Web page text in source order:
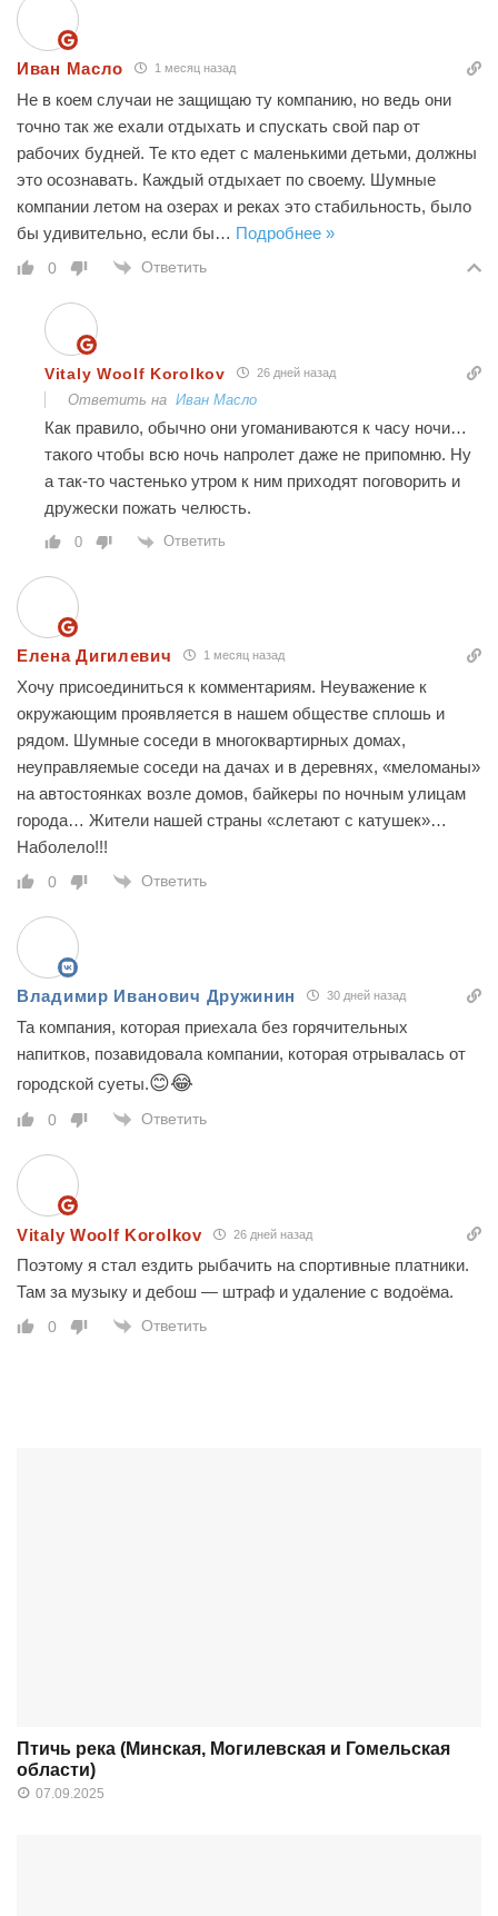
Иван Масло 1 месяц назад
Не в коем случаи не защищаю ту компанию, но ведь они
точно так же ехали отдыхать и спускать свой пар от
рабочих будней. Те кто едет с маленькими детьми, должны
это осознавать. Каждый отдыхает по своему. Шумные
компании летом на озерах и реках это стабильность, было
бы удивительно, если бы… Подробнее »
0 Ответить
Vitaly Woolf Korolkov 26 дней назад
Ответить на Иван Масло
Как правило, обычно они угоманиваются к часу ночи…
такого чтобы всю ночь напролет даже не припомню. Ну
а так-то частенько утром к ним приходят поговорить и
дружески пожать челюсть.
0 Ответить
Елена Дигилевич 1 месяц назад
Хочу присоединиться к комментариям. Неуважение к
окружающим проявляется в нашем обществе сплошь и
рядом. Шумные соседи в многоквартирных домах,
неуправляемые соседи на дачах и в деревнях, «меломаны»
на автостоянках возле домов, байкеры по ночным улицам
города… Жители нашей страны «слетают с катушек»…
Наболело!!!
0 Ответить
Владимир Иванович Дружинин 30 дней назад
Та компания, которая приехала без горячительных
напитков, позавидовала компании, которая отрывалась от
городской суеты.😊😂
0 Ответить
Vitaly Woolf Korolkov 26 дней назад
Поэтому я стал ездить рыбачить на спортивные платники.
Там за музыку и дебош — штраф и удаление с водоёма.
0 Ответить
Птичь река (Минская, Могилевская и Гомельская
области)
07.09.2025